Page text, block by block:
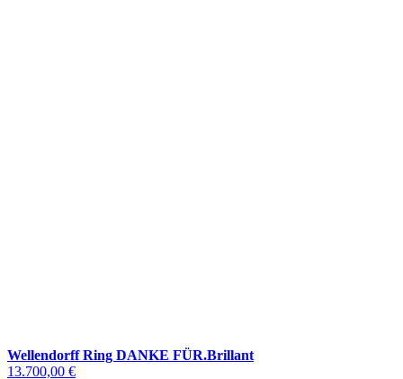
Wellendorff Ring DANKE FÜR.Brillant
13.700,00 €